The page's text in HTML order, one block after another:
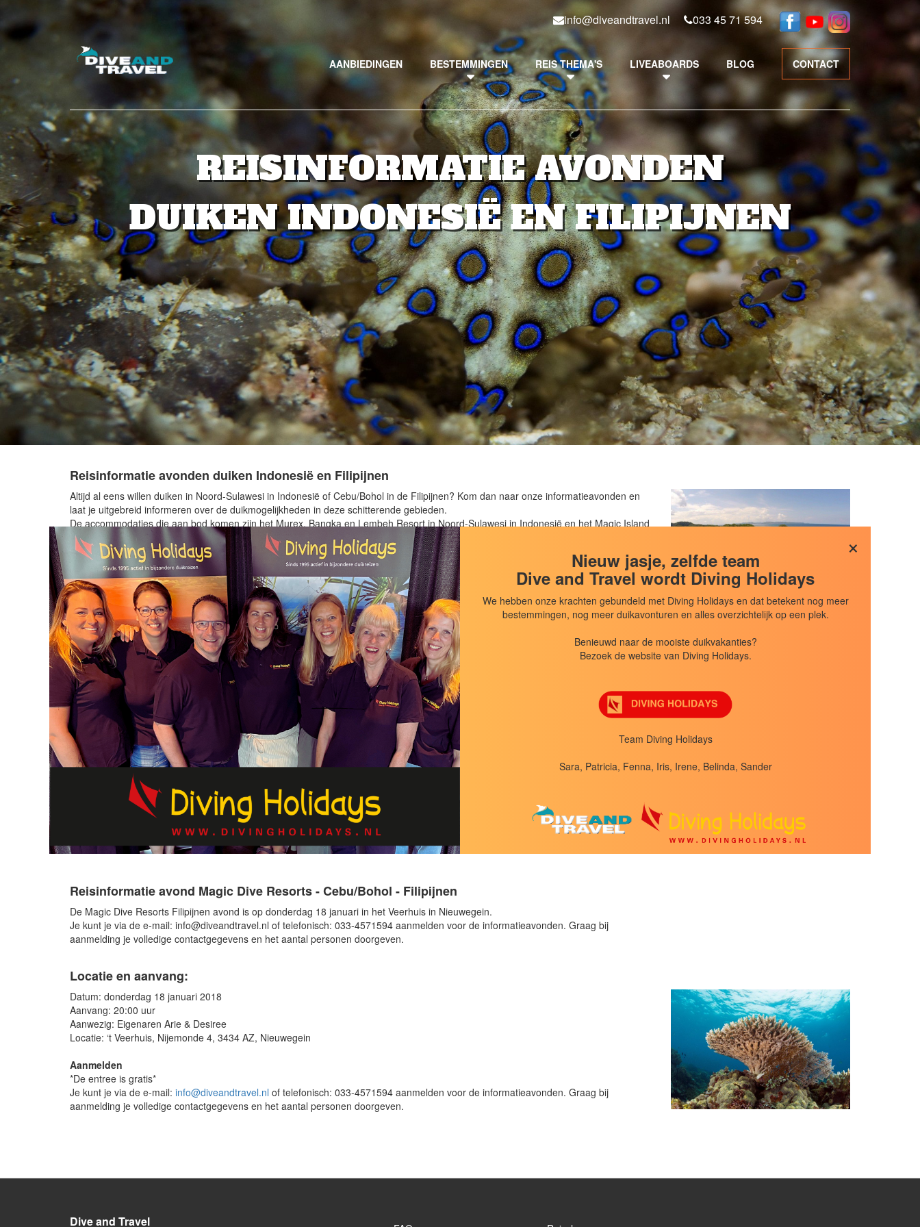
info@diveandtravel.nl 033 45 71 594
AANBIEDINGEN BESTEMMINGEN REIS THEMA'S LIVEABOARDS BLOG CONTACT
REISINFORMATIE AVONDEN
DUIKEN INDONESIË EN FILIPIJNEN
Reisinformatie avonden duiken Indonesië en Filipijnen
Altijd al eens willen duiken in Noord-Sulawesi in Indonesië of Cebu/Bohol in de Filipijnen? Kom dan naar onze informatieavonden en
laat je uitgebreid informeren over de duikmogelijkheden in deze schitterende gebieden.
De accommodaties die aan bod komen zijn het Murex, Bangka en Lembeh Resort in Noord-Sulawesi in Indonesië en het Magic Island
Dive Resort op Cebu en het Magic Oceans Dive Resort op Bohol in de Filipijnen. Twee fantastische duikbestemmingen met een
uitdagend onderwaterleven en schitterende riffen.
Reisinformatie avond Bunaken, Bangka & Lembeh – Noord-Sulawesi - Indonesië
De Bunaken, Bangka & Lembeh Murex Indonesië avond is op dinsdag 16 januari bij Pacific Diving in Reeuwijk.
Je kunt je via de e-mail: info@diveandtravel.nl of telefonisch: 033-4571594 aanmelden voor de informatieavonden. Graag bij
aanmelding je volledige contactgegevens en het aantal personen doorgeven.
Locatie en aanvang:
Datum: dinsdag 16 januari 2018
Aanvang: 19:30 uur
Aanwezig: Manager Pim van Schendel & onderwaterfotograaf Edwin van der Sande
Locatie: Pacific Diving, Reeuwijkse Poort 307, 2811 NV, Reeuwijk
*De entree is gratis*
Je kunt je via de e-mail:info@diveandtravel.nl of telefonisch: 033-4571594 aanmelden voor de informatieavonden. Graag bij
aanmelding je volledige contactgegevens en het aantal personen doorgeven.
Reisinformatie avond Magic Dive Resorts - Cebu/Bohol - Filipijnen
De Magic Dive Resorts Filipijnen avond is op donderdag 18 januari in het Veerhuis in Nieuwegein.
Je kunt je via de e-mail: info@diveandtravel.nl of telefonisch: 033-4571594 aanmelden voor de informatieavonden. Graag bij
aanmelding je volledige contactgegevens en het aantal personen doorgeven.
Locatie en aanvang:
Datum: donderdag 18 januari 2018
Aanvang: 20:00 uur
Aanwezig: Eigenaren Arie & Desiree
Locatie: ‘t Veerhuis, Nijemonde 4, 3434 AZ, Nieuwegein
Aanmelden
*De entree is gratis*
Je kunt je via de e-mail: info@diveandtravel.nl of telefonisch: 033-4571594 aanmelden voor de informatieavonden. Graag bij
aanmelding je volledige contactgegevens en het aantal personen doorgeven.
Dive and Travel
×
Nieuw jasje, zelfde team
Dive and Travel wordt Diving Holidays
We hebben onze krachten gebundeld met Diving Holidays en dat betekent nog meer
bestemmingen, nog meer duikavonturen en alles overzichtelijk op een plek.
Benieuwd naar de mooiste duikvakanties?
Bezoek de website van Diving Holidays.
Team Diving Holidays
Sara, Patricia, Fenna, Iris, Irene, Belinda, Sander